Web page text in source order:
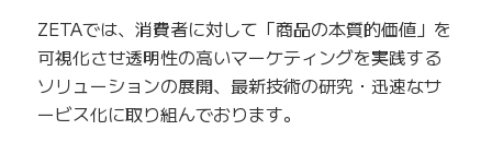
ZETAでは、消費者に対して「商品の本質的価値」を
可視化させ透明性の高いマーケティングを実践する
ソリューションの展開、最新技術の研究・迅速なサ
ービス化に取り組んでおります。